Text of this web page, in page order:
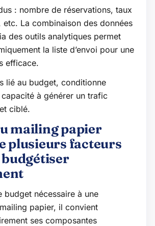
: nombre de réservations, taux
La combinaison des données
des outils analytiques permet
la liste d’envoi pour une
efficace.
lié au budget, conditionne
à générer un trafic
ciblé.
mailing papier
plusieurs facteurs
budgétiser
budget nécessaire à une
papier, il convient
ses composantes